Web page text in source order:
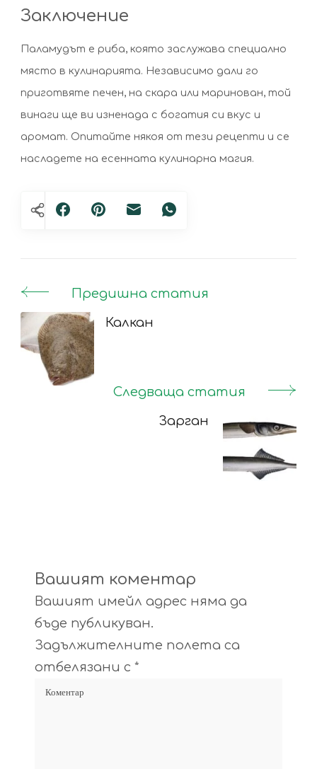
Заключение
Паламудът е риба, която заслужава специално
място в кулинарията. Независимо дали го
приготвяте печен, на скара или маринован, той
винаги ще ви изненада с богатия си вкус и
аромат. Опитайте някоя от тези рецепти и се
насладете на есенната кулинарна магия.
Post
Navigation
Предишна статия
Калкан
Следваща статия
Зарган
Вашият коментар
Вашият имейл адрес няма да
бъде публикуван.
Задължителните полета са
отбелязани с *